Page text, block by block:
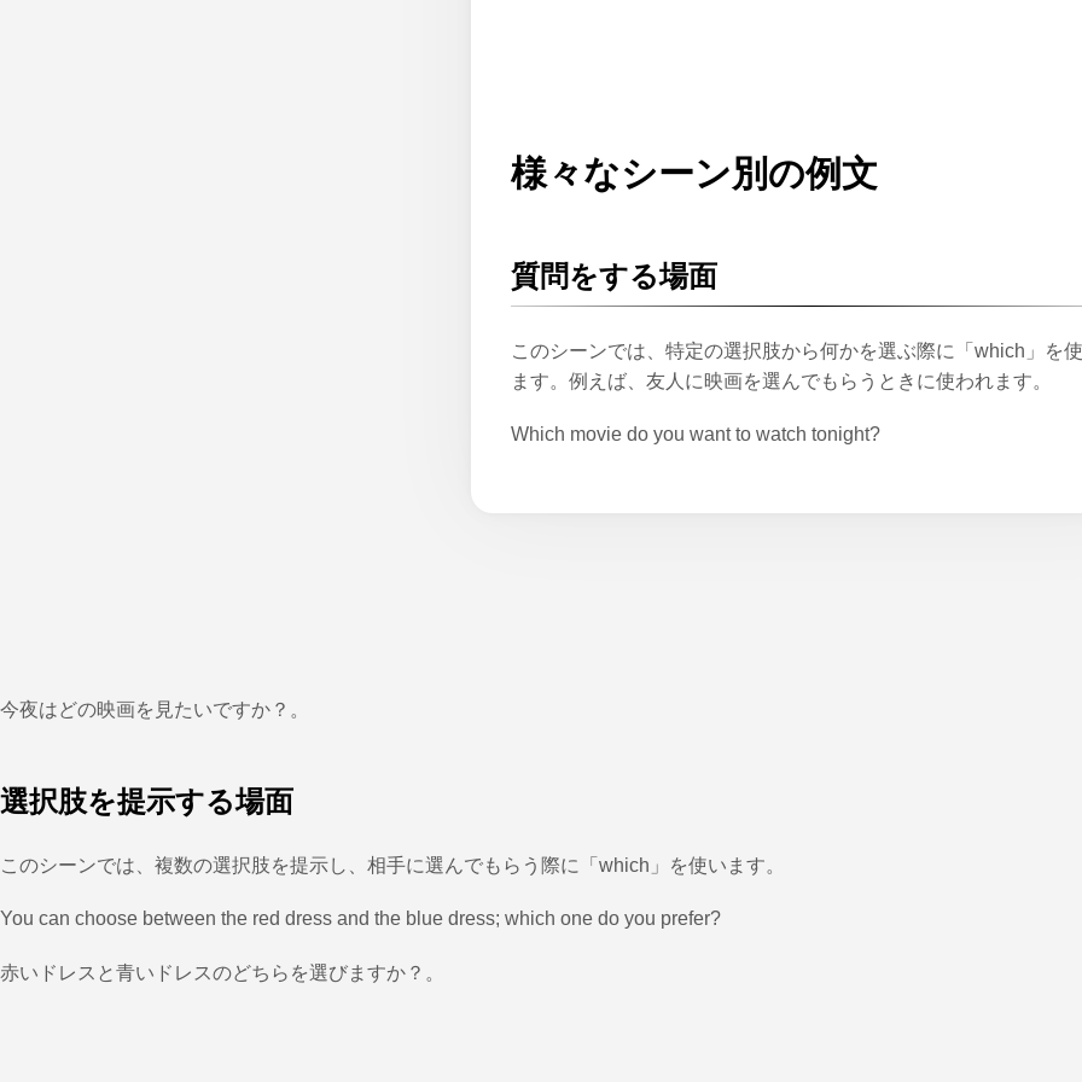
様々なシーン別の例文
質問をする場面
このシーンでは、特定の選択肢から何かを選ぶ際に「which」を
ます。例えば、友人に映画を選んでもらうときに使われます。
Which movie do you want to watch tonight?
今夜はどの映画を見たいですか？。
選択肢を提示する場面
このシーンでは、複数の選択肢を提示し、相手に選んでもらう際に「which」を使います。
You can choose between the red dress and the blue dress; which one do you prefer?
赤いドレスと青いドレスのどちらを選びますか？。